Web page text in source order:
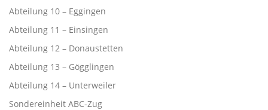
Abteilung 10 – Eggingen
Abteilung 11 – Einsingen
Abteilung 12 – Donaustetten
Abteilung 13 – Gögglingen
Abteilung 14 – Unterweiler
Sondereinheit ABC-Zug